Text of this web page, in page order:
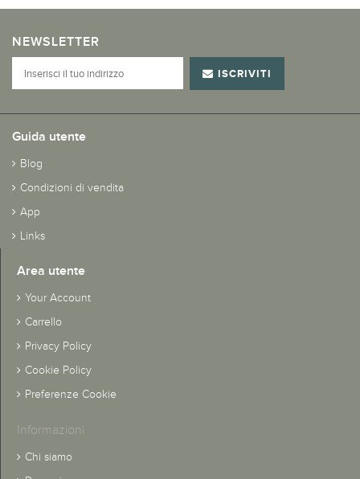
NEWSLETTER
ISCRIVITI
Guida utente
Blog
Condizioni di vendita
App
Links
Area utente
Your Account
Carrello
Privacy Policy
Cookie Policy
Preferenze Cookie
Informazioni
Chi siamo